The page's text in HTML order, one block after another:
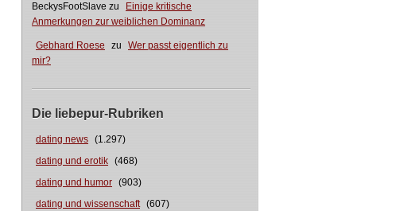
BeckysFootSlave zu
Einige kritische
Anmerkungen zur weiblichen Dominanz
Gebhard Roese zu
Wer passt eigentlich zu
mir?
Die liebepur-Rubriken
dating news (1.297)
dating und erotik (468)
dating und humor (903)
dating und wissenschaft (607)